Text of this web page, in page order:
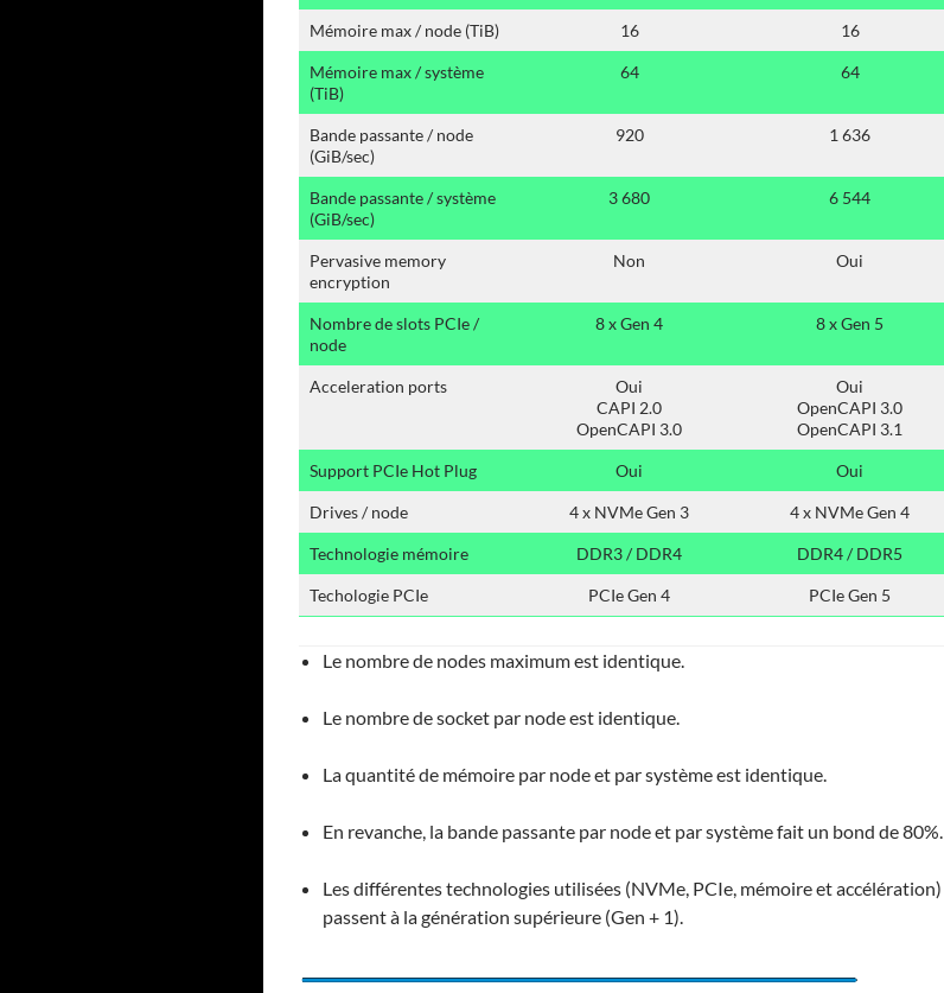
Mémoire max / node (TiB) 16 16
Mémoire max / système
(TiB)
64 64
Bande passante / node
(GiB/sec)
920 1 636
Bande passante / système
(GiB/sec)
3 680 6 544
Pervasive memory
encryption
Non Oui
Nombre de slots PCIe /
node
8 x Gen 4 8 x Gen 5
Acceleration ports
Oui
CAPI 2.0
OpenCAPI 3.0
Oui
OpenCAPI 3.0
OpenCAPI 3.1
Support PCIe Hot Plug Oui Oui
Drives / node 4 x NVMe Gen 3 4 x NVMe Gen 4
Technologie mémoire DDR3 / DDR4 DDR4 / DDR5
Techologie PCIe PCIe Gen 4 PCIe Gen 5
Le nombre de nodes maximum est identique.
Le nombre de socket par node est identique.
La quantité de mémoire par node et par système est identique.
En revanche, la bande passante par node et par système fait un bond de 80%.
Les différentes technologies utilisées (NVMe, PCIe, mémoire et accélération)
passent à la génération supérieure (Gen + 1).